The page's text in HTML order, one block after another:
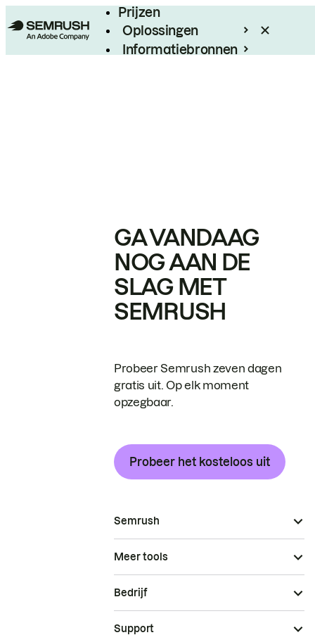
Prijzen
Oplossingen
Informatiebronnen
GA VANDAAG
NOG AAN DE
SLAG MET
SEMRUSH
Probeer Semrush zeven dagen
gratis uit. Op elk moment
opzegbaar.
Probeer het kosteloos uit
Semrush
Meer tools
Bedrijf
Support